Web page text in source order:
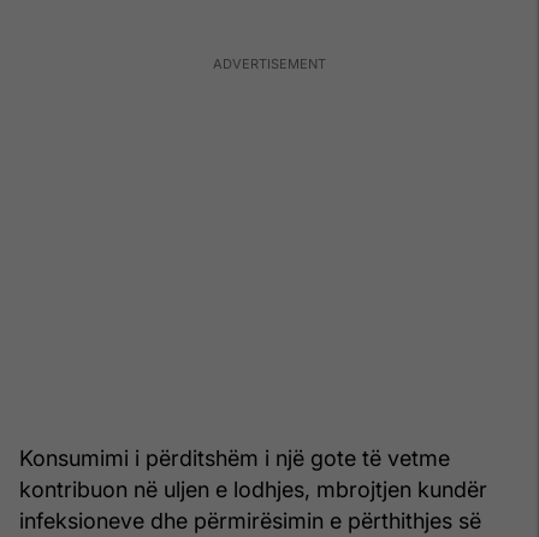
Konsumimi i përditshëm i një gote të vetme
kontribuon në uljen e lodhjes, mbrojtjen kundër
infeksioneve dhe përmirësimin e përthithjes së